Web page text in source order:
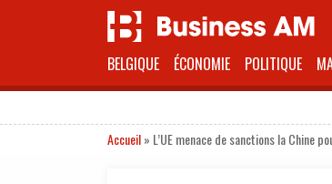
BELGIQUE ÉCONOMIE POLITIQUE
Accueil» L’UE menace de sanctions la Chine